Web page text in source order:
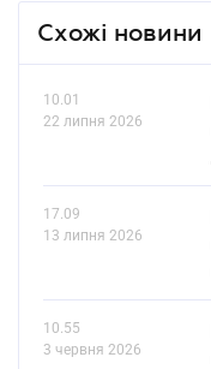
Схожі новини
10.01
22 липня 2026
17.09
13 липня 2026
10.55
3 червня 2026